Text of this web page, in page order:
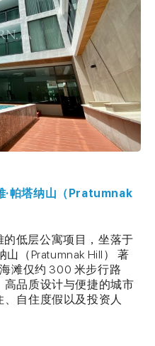
帕塔纳山（Pratumnak
的低层公寓项目，坐落于
（Pratumnak Hill） 著
滩仅约 300 米步行路
品质设计与便捷的城市
自住度假以及投资人